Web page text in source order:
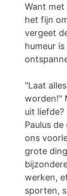
Want
het fijn
vergeet
humeur
"Laat
worden!"
uit
Paulus
ons
grote
werken,
sporten,